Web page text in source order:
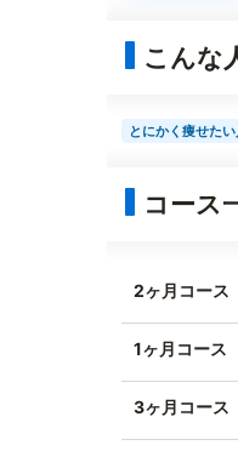
こんな
とにかく痩せたい
コース
2ヶ月コース
1ヶ月コース
3ヶ月コース